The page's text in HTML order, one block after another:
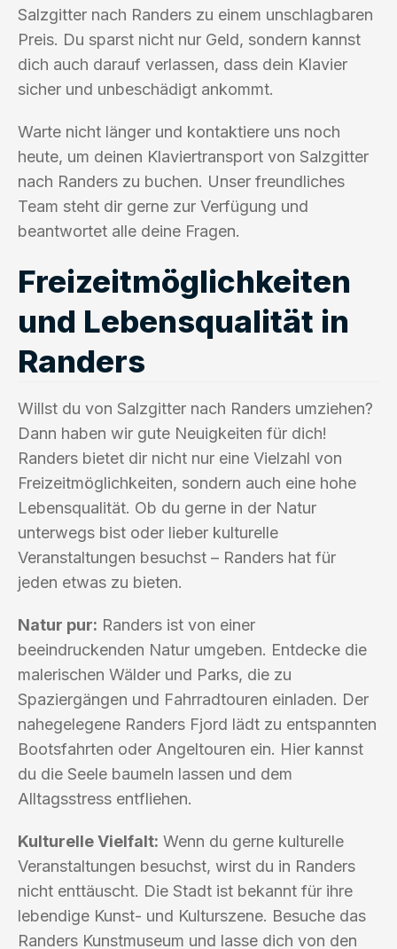
Salzgitter nach Randers zu einem unschlagbaren
Preis. Du sparst nicht nur Geld, sondern kannst
dich auch darauf verlassen, dass dein Klavier
sicher und unbeschädigt ankommt.
Warte nicht länger und kontaktiere uns noch
heute, um deinen Klaviertransport von Salzgitter
nach Randers zu buchen. Unser freundliches
Team steht dir gerne zur Verfügung und
beantwortet alle deine Fragen.
Freizeitmöglichkeiten
und Lebensqualität in
Randers
Willst du von Salzgitter nach Randers umziehen?
Dann haben wir gute Neuigkeiten für dich!
Randers bietet dir nicht nur eine Vielzahl von
Freizeitmöglichkeiten, sondern auch eine hohe
Lebensqualität. Ob du gerne in der Natur
unterwegs bist oder lieber kulturelle
Veranstaltungen besuchst – Randers hat für
jeden etwas zu bieten.
Natur pur: Randers ist von einer
beeindruckenden Natur umgeben. Entdecke die
malerischen Wälder und Parks, die zu
Spaziergängen und Fahrradtouren einladen. Der
nahegelegene Randers Fjord lädt zu entspannten
Bootsfahrten oder Angeltouren ein. Hier kannst
du die Seele baumeln lassen und dem
Alltagsstress entfliehen.
Kulturelle Vielfalt: Wenn du gerne kulturelle
Veranstaltungen besuchst, wirst du in Randers
nicht enttäuscht. Die Stadt ist bekannt für ihre
lebendige Kunst- und Kulturszene. Besuche das
Randers Kunstmuseum und lasse dich von den